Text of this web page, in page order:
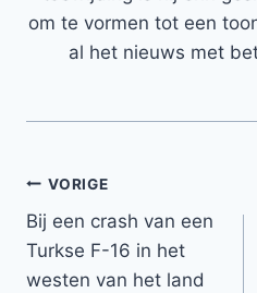
om te vormen tot een
al het nieuws met
Bericht
navigatie
VORIGE
Bij een crash van een
Turkse F-16 in het
westen van het land